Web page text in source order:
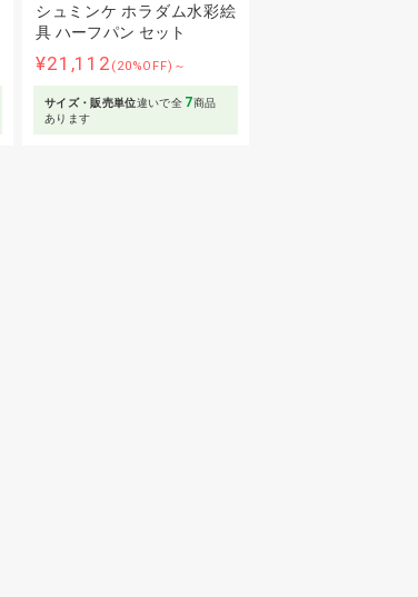
シュミンケ ホラダム水彩絵
具 ハーフパン セット
¥21,112 (20%OFF)～
サイズ・販売単位違いで全 7商品
あります